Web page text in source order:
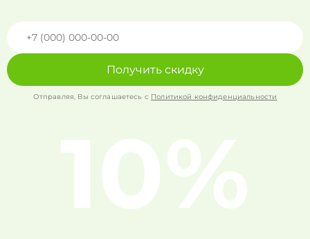
Получить скидку
Отправляя, Вы соглашаетесь с Политикой конфиденциальности
10%